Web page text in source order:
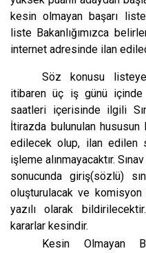
kesin olmayan başarı
liste Bakanlığımızca
internet adresinde ilan
Söz konusu
itibaren üç iş günü
saatleri içerisinde ilgili
İtirazda bulunulan
edilecek olup, ilan edilen
işleme alınmayacaktır.
sonucunda giriş(sözlü)
oluşturulacak ve komisyon
yazılı olarak
kararlar kesindir.
Kesin Olmayan